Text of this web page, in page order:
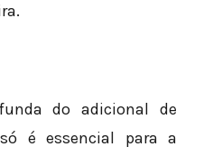
do adicional de
é essencial para a